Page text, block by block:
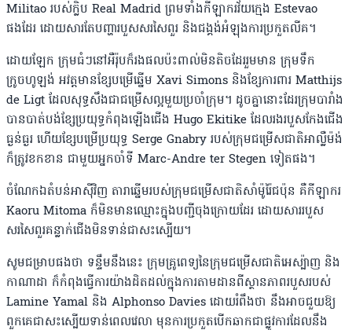
Militao របស់ក្លិប Real Madrid ព្រមទាំងកីឡាករវ័យក្មេង Estevao
ផងដែរ ដោយសារតែបញ្ហារបួសសរសៃពួរ និងជង្គង់អំឡុងការប្រកួតលីគ។
ដោយឡែក ក្រុមធំៗនៅអឺរ៉ុបក៏រងផលប៉ះពាល់មិនតិចដែររួមមាន ក្រុមទឹក
ក្រូចហូឡង់ អវត្តមានខ្សែបម្រើឆ្នើម Xavi Simons និងខ្សែការពារ Matthijs
de Ligt ដែលសុទ្ធសឹងជាជម្រើសល្អមួយប្រចាំក្រុម។ ដូចគ្នានោះដែរក្រុមបារាំង
បានបាត់បង់ខ្សែប្រយុទ្ធកំពុងឡើងជើង Hugo Ekitike ដែលរងរបួសកែងជើង
ធ្ងន់ធ្ងរ ហើយខ្សែបម្រើប្រយុទ្ធ Serge Gnabry របស់ក្រុមជម្រើសជាតិអាល្លឺម៉ង់
ក៏ត្រូវខកខាន ជាមួយអ្នកចាំទី Marc-Andre ter Stegen ទៀតផង។
ចំណែកឯតំបន់អាស៊ីវិញ តារាឆ្នើមរបស់ក្រុមជម្រើសជាតិសាំម៉ូរ៉ៃជប៉ុន គឺកីឡាករ
Kaoru Mitoma ក៏មិនមានឈ្មោះក្នុងបញ្ជីចុងក្រោយដែរ ដោយសាររបួស
សរសៃពួរគន្លាក់ជើងមិនទាន់ជាសះស្បើយ។
សូមជម្រាបផងថា ទន្ទឹមនឹងនេះ ក្រុមគ្រូពេទ្យនៃក្រុមជម្រើសជាតិអេស្ប៉ាញ និង
កាណាដា ក៏កំពុងធ្វើការយ៉ាងដិតដល់ក្នុងការតាមដានពីស្ថានភាពរបួសរបស់
Lamine Yamal និង Alphonso Davies ដោយរំពឹងថា នឹងអាចជួយឱ្យ
ពួកគេជាសះស្បើយទាន់ពេលវេលា មុនការប្រកួតបើកឆាកជាផ្លូវការដែលនឹង